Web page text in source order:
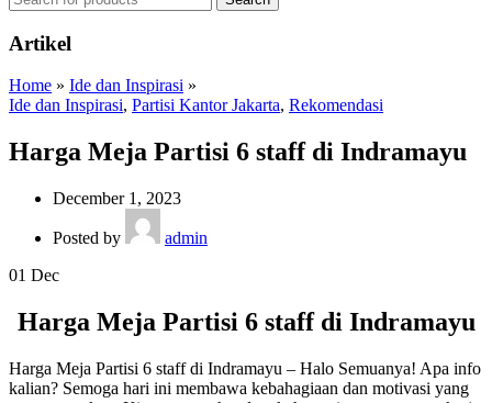
Artikel
Home » Ide dan Inspirasi »
Ide dan Inspirasi, Partisi Kantor Jakarta, Rekomendasi
Harga Meja Partisi 6 staff di Indramayu
December 1, 2023
Posted by
admin
01 Dec
Harga Meja Partisi 6 staff di Indramayu
Harga Meja Partisi 6 staff di Indramayu – Halo Semuanya! Apa info
kalian? Semoga hari ini membawa kebahagiaan dan motivasi yang